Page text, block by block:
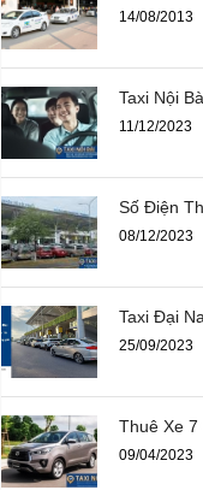
14/08/2013
Taxi Nội
11/12/2023
Số Điện
08/12/2023
Taxi Đại
25/09/2023
Thuê Xe 7
09/04/2023